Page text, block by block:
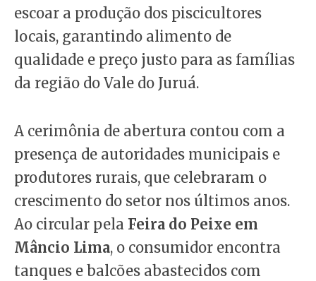
escoar a produção dos piscicultores
locais, garantindo alimento de
qualidade e preço justo para as famílias
da região do Vale do Juruá.
A cerimônia de abertura contou com a
presença de autoridades municipais e
produtores rurais, que celebraram o
crescimento do setor nos últimos anos.
Ao circular pela Feira do Peixe em
Mâncio Lima, o consumidor encontra
tanques e balcões abastecidos com